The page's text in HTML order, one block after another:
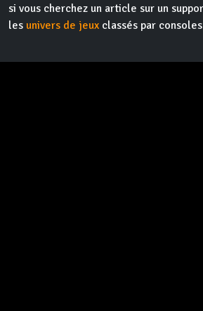
si vous cherchez un article sur un
les univers de jeux classés par